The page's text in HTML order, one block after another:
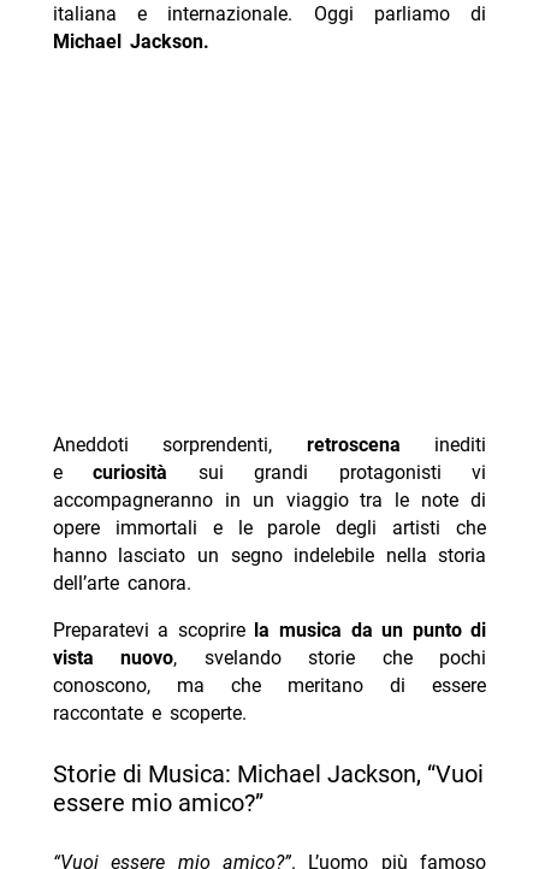
italiana e internazionale. Oggi parliamo di
Michael Jackson.
Aneddoti sorprendenti, retroscena inediti
ecuriosità sui grandi protagonisti vi
accompagneranno in un viaggio tra le note di
opere immortali e le parole degli artisti che
hanno lasciato un segno indelebile nella storia
dell’arte canora.
Preparatevi a scoprirela musica da un punto di
vista nuovo, svelando storie che pochi
conoscono, ma che meritano di essere
raccontate e scoperte.
Storie di Musica: Michael Jackson, “Vuoi
essere mio amico?”
“Vuoi essere mio amico?”. L’uomo più famoso